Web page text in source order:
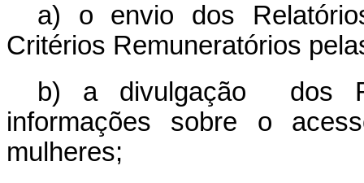
a) o envio dos
Critérios Remuneratórios
b) a divulgação
dos
informações sobre o
mulheres;